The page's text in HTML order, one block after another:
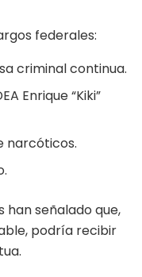
federales:
criminal continua.
Enrique “Kiki”
narcóticos.
han señalado que,
podría recibir